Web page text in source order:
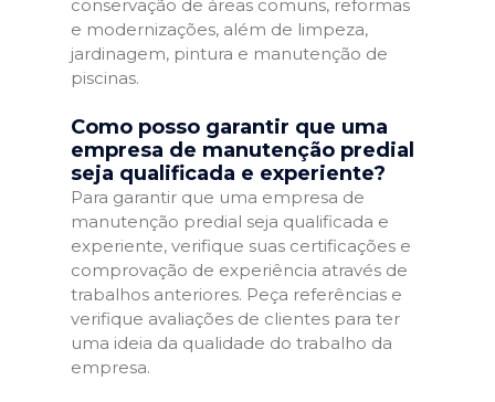
conservação de áreas comuns, reformas
e modernizações, além de limpeza,
jardinagem, pintura e manutenção de
piscinas.
Como posso garantir que uma
empresa de manutenção predial
seja qualificada e experiente?
Para garantir que uma empresa de
manutenção predial seja qualificada e
experiente, verifique suas certificações e
comprovação de experiência através de
trabalhos anteriores. Peça referências e
verifique avaliações de clientes para ter
uma ideia da qualidade do trabalho da
empresa.